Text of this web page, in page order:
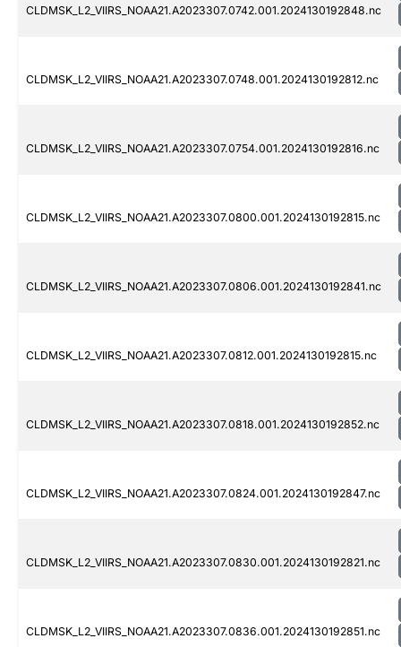
CLDMSK_L2_VIIRS_NOAA21.A2023307.0742.001.2024130192848.nc
CLDMSK_L2_VIIRS_NOAA21.A2023307.0748.001.2024130192812.nc
CLDMSK_L2_VIIRS_NOAA21.A2023307.0754.001.2024130192816.nc
CLDMSK_L2_VIIRS_NOAA21.A2023307.0800.001.2024130192815.nc
CLDMSK_L2_VIIRS_NOAA21.A2023307.0806.001.2024130192841.nc
CLDMSK_L2_VIIRS_NOAA21.A2023307.0812.001.2024130192815.nc
CLDMSK_L2_VIIRS_NOAA21.A2023307.0818.001.2024130192852.nc
CLDMSK_L2_VIIRS_NOAA21.A2023307.0824.001.2024130192847.nc
CLDMSK_L2_VIIRS_NOAA21.A2023307.0830.001.2024130192821.nc
CLDMSK_L2_VIIRS_NOAA21.A2023307.0836.001.2024130192851.nc